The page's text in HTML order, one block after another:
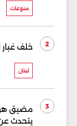
منوعات
2 خلف
لبنان
3
مضيق
يتحدث